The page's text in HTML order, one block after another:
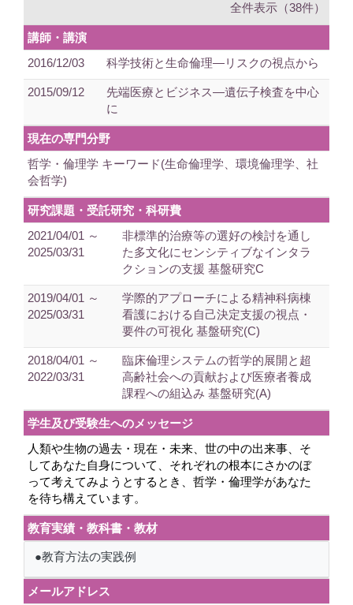
全件表示（38件）
講師・講演
2016/12/03
科学技術と生命倫理―リスクの視点から
2015/09/12
先端医療とビジネス―遺伝子検査を中心
に
現在の専門分野
哲学・倫理学 キーワード(生命倫理学、環境倫理学、社
会哲学)
研究課題・受託研究・科研費
2021/04/01 ～
2025/03/31
非標準的治療等の選好の検討を通し
た多文化にセンシティブなインタラ
クションの支援 基盤研究C
2019/04/01 ～
2025/03/31
学際的アプローチによる精神科病棟
看護における自己決定支援の視点・
要件の可視化 基盤研究(C)
2018/04/01 ～
2022/03/31
臨床倫理システムの哲学的展開と超
高齢社会への貢献および医療者養成
課程への組込み 基盤研究(A)
学生及び受験生へのメッセージ
人類や生物の過去・現在・未来、世の中の出来事、そ
してあなた自身について、それぞれの根本にさかのぼ
って考えてみようとするとき、哲学・倫理学があなた
を待ち構えています。
教育実績・教科書・教材
●教育方法の実践例
メールアドレス